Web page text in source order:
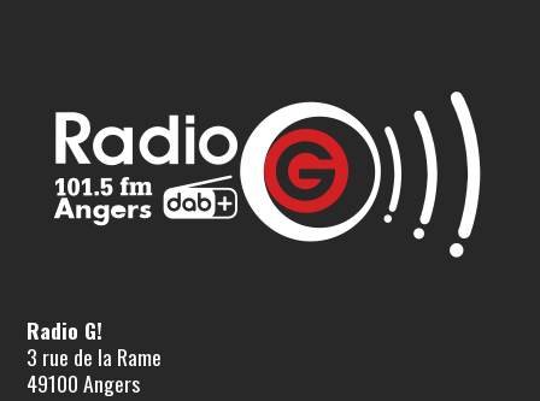
Radio G!
3 rue de la Rame
49100 Angers